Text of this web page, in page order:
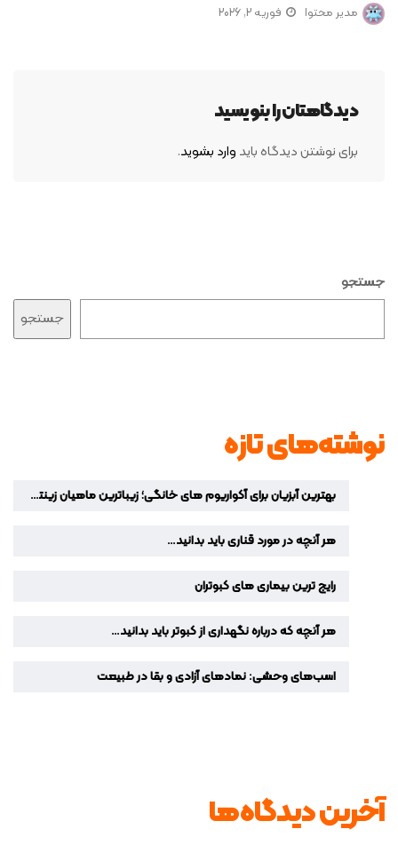
مدیر محتوا فوریه 2, 2026
دیدگاهتان را بنویسید
برای نوشتن دیدگاه باید وارد بشوید.
جستجو
جستجو
نوشته‌های تازه
بهترین آبزیان برای آکواریوم‌ های خانگی؛ زیباترین ماهیان زینتی برای دکوراسیون منزل
هر آنچه در مورد قناری باید بدانید…
رایج ترین بیماری های کبوتران
هر آنچه که درباره نگهداری از کبوتر باید بدانید…
اسب‌های وحشی: نمادهای آزادی و بقا در طبیعت
آخرین دیدگاه‌ها